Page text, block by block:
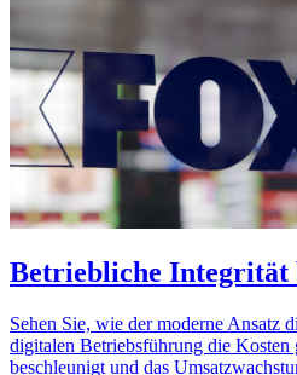
Betriebliche Integrität
Sehen Sie, wie der moderne Ansatz
digitalen Betriebsführung die Kosten
beschleunigt und das